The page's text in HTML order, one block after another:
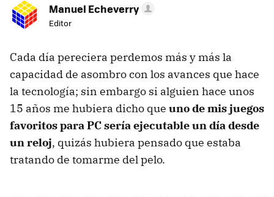
Manuel Echeverry
Editor
Cada día pereciera perdemos más y más la
capacidad de asombro con los avances que hace
la tecnología; sin embargo si alguien hace unos
15 años me hubiera dicho que uno de mis juegos
favoritos para PC sería ejecutable un día desde
un reloj, quizás hubiera pensado que estaba
tratando de tomarme del pelo.